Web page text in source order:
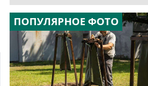
ПОПУЛЯРНОЕ ФОТО